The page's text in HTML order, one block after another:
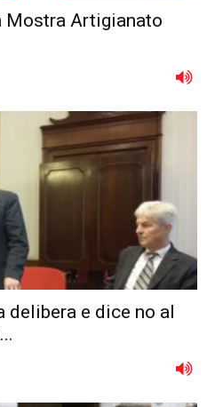
Mostra Artigianato
delibera e dice no al